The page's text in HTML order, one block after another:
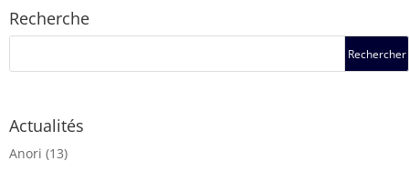
Recherche
Actualités
Anori (13)